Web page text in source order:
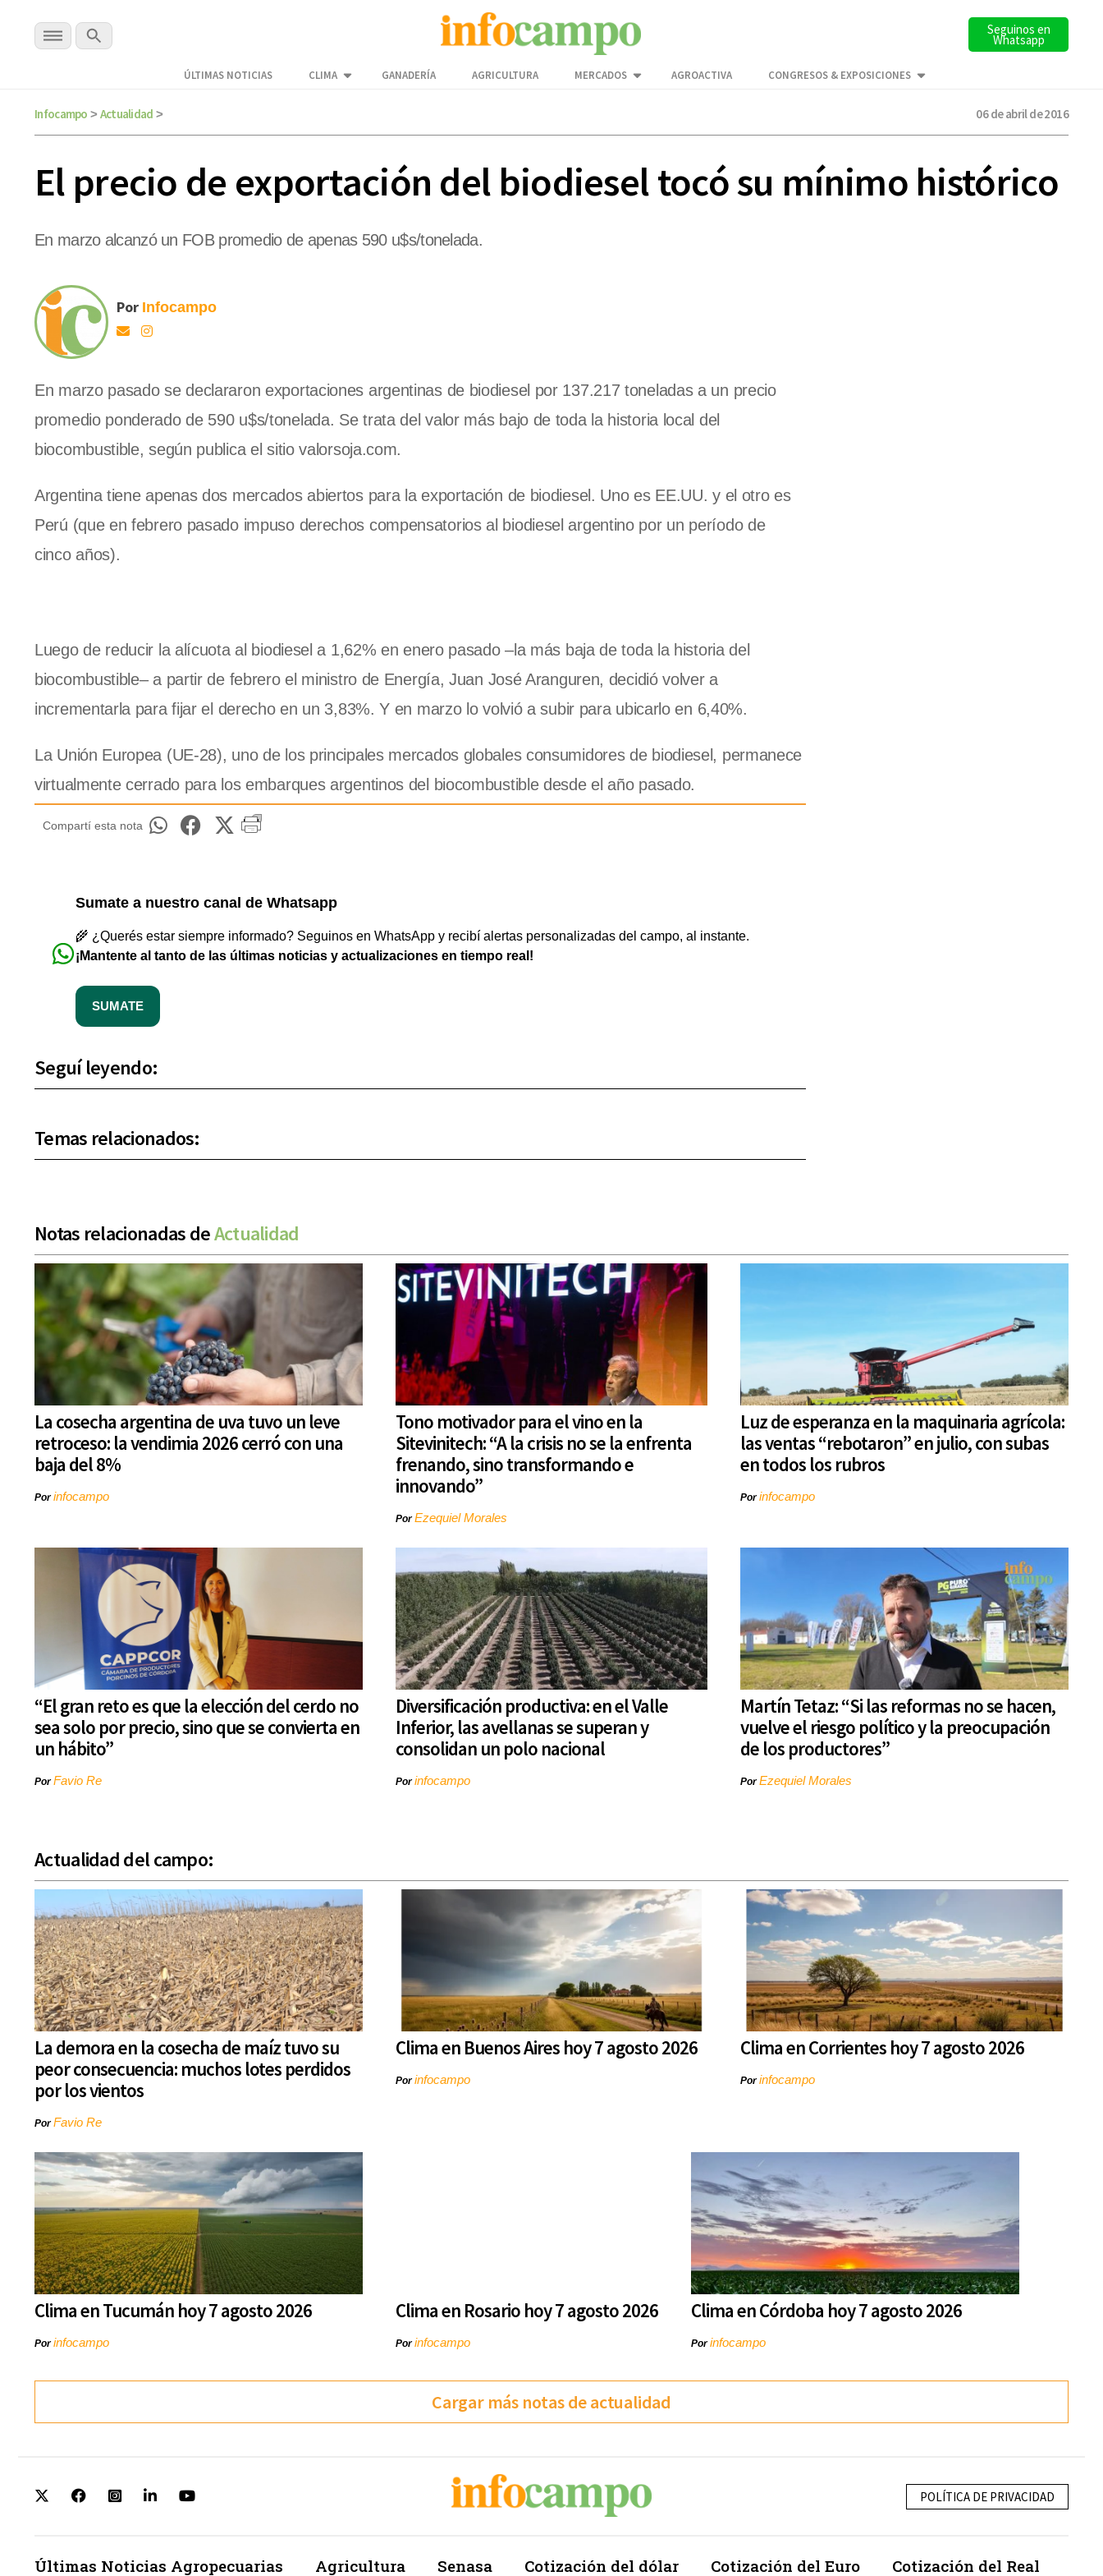
Seguinos en
Whatsapp
ÚLTIMAS NOTICIAS CLIMA GANADERÍA AGRICULTURA MERCADOS AGROACTIVA CONGRESOS & EXPOSICIONES
Infocampo > Actualidad > 06 de abril de 2016
El precio de exportación del biodiesel tocó su mínimo histórico
En marzo alcanzó un FOB promedio de apenas 590 u$s/tonelada.
Por Infocampo
En marzo pasado se declararon exportaciones argentinas de biodiesel por 137.217 toneladas a un precio
promedio ponderado de 590 u$s/tonelada. Se trata del valor más bajo de toda la historia local del
biocombustible, según publica el sitio valorsoja.com.
Argentina tiene apenas dos mercados abiertos para la exportación de biodiesel. Uno es EE.UU. y el otro es
Perú (que en febrero pasado impuso derechos compensatorios al biodiesel argentino por un período de
cinco años).
Luego de reducir la alícuota al biodiesel a 1,62% en enero pasado –la más baja de toda la historia del
biocombustible– a partir de febrero el ministro de Energía, Juan José Aranguren, decidió volver a
incrementarla para fijar el derecho en un 3,83%. Y en marzo lo volvió a subir para ubicarlo en 6,40%.
La Unión Europea (UE-28), uno de los principales mercados globales consumidores de biodiesel, permanece
virtualmente cerrado para los embarques argentinos del biocombustible desde el año pasado.
Compartí esta nota
Sumate a nuestro canal de Whatsapp
🌾 ¿Querés estar siempre informado? Seguinos en WhatsApp y recibí alertas personalizadas del campo, al instante.
¡Mantente al tanto de las últimas noticias y actualizaciones en tiempo real!
SUMATE
Seguí leyendo:
Temas relacionados:
Notas relacionadas deActualidad
La cosecha argentina de uva tuvo un leve
retroceso: la vendimia 2026 cerró con una
baja del 8%
Porinfocampo
Tono motivador para el vino en la
Sitevinitech: “A la crisis no se la enfrenta
frenando, sino transformando e
innovando”
PorEzequiel Morales
Luz de esperanza en la maquinaria agrícola:
las ventas “rebotaron” en julio, con subas
en todos los rubros
Porinfocampo
“El gran reto es que la elección del cerdo no
sea solo por precio, sino que se convierta en
un hábito”
PorFavio Re
Diversificación productiva: en el Valle
Inferior, las avellanas se superan y
consolidan un polo nacional
Porinfocampo
Martín Tetaz: “Si las reformas no se hacen,
vuelve el riesgo político y la preocupación
de los productores”
PorEzequiel Morales
Actualidad del campo:
La demora en la cosecha de maíz tuvo su
peor consecuencia: muchos lotes perdidos
por los vientos
PorFavio Re
Clima en Buenos Aires hoy 7 agosto 2026
Porinfocampo
Clima en Corrientes hoy 7 agosto 2026
Porinfocampo
Clima en Tucumán hoy 7 agosto 2026
Porinfocampo
Clima en Rosario hoy 7 agosto 2026
Porinfocampo
Clima en Córdoba hoy 7 agosto 2026
Porinfocampo
Cargar más notas de actualidad
POLÍTICA DE PRIVACIDAD
Últimas Noticias Agropecuarias Agricultura Senasa Cotización del dólar Cotización del Euro Cotización del Real